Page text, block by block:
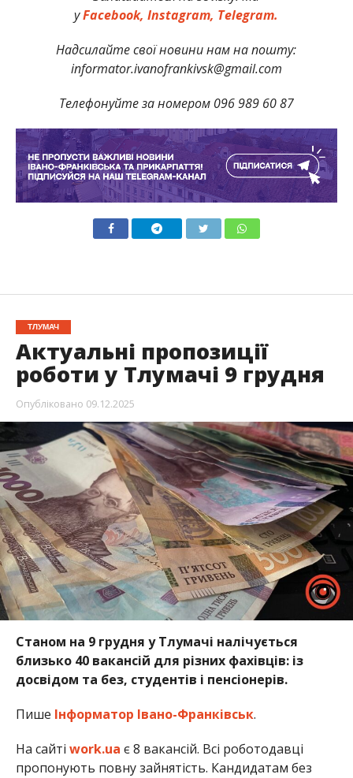
уFacebook, Instagram, Telegram.
Надсилайте свої новини нам на пошту:
informator.ivanofrankivsk@gmail.com
Телефонуйте за номером 096 989 60 87
ТЛУМАЧ
Актуальні пропозиції
роботи у Тлумачі 9 грудня
Опубліковано 09.12.2025
Станом на 9 грудня у Тлумачі налічується
близько 40 вакансій для різних фахівців: із
досвідом та без, студентів і пенсіонерів.
Пише Інформатор Івано-Франківськ.
На сайті work.ua є 8 вакансій. Всі роботодавці
пропонують повну зайнятість. Кандидатам без